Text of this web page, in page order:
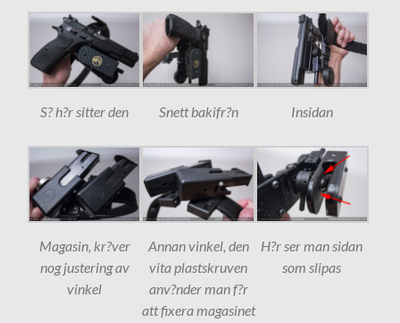
S? h?r sitter den Snett bakifr?n Insidan
Magasin, kr?ver
nog justering av
vinkel
Annan vinkel, den
vita plastskruven
anv?nder man f?r
att fixera magasinet
H?r ser man sidan
som slipas